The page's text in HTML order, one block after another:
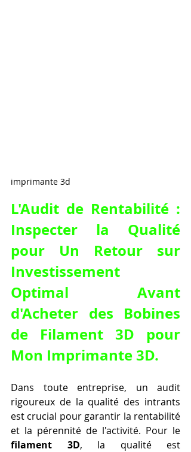
imprimante 3d
L'Audit de Rentabilité :
Inspecter la Qualité
pour Un Retour sur
Investissement
Optimal Avant
d'Acheter des Bobines
de Filament 3D pour
Mon Imprimante 3D.
Dans toute entreprise, un audit
rigoureux de la qualité des intrants
est crucial pour garantir la rentabilité
filament 3D, la qualité est